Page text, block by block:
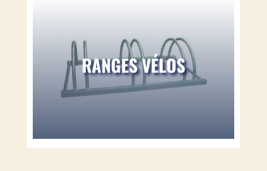
RANGES VÉLOS